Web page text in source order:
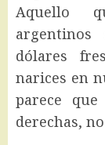
Aquello
argentinos
dólares
narices en
parece
derechas,